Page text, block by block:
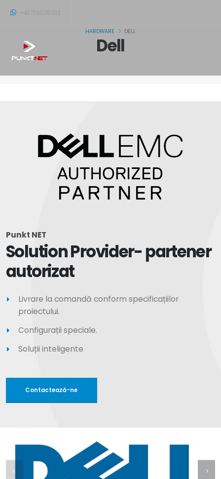
Dell
HARDWARE DELL
Punkt NET
Solution Provider- partener
autorizat
Livrare la comandă conform specificațiilor
proiectului.
Configurații speciale.
Soluții inteligente
Contactează-ne